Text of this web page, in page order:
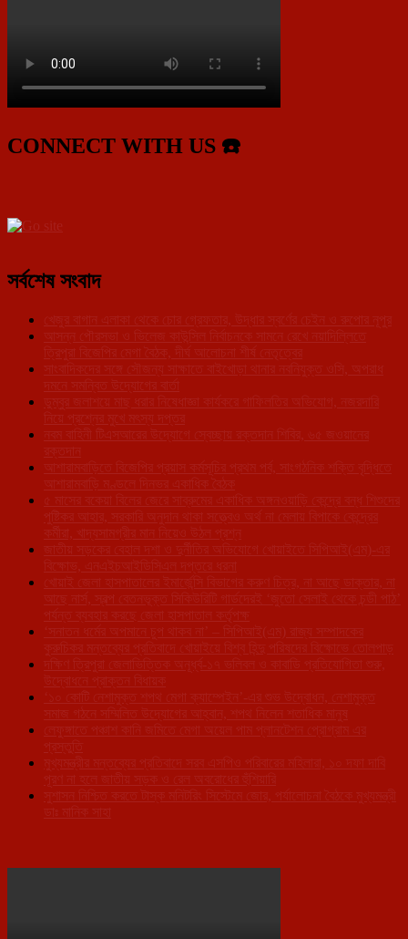
CONNECT WITH US ☎️
সর্বশেষ সংবাদ
খেজুর বাগান এলাকা থেকে চোর গ্রেফতার, উদ্ধার স্বর্ণের চেইন ও রুপোর নূপুর
আসন্ন পৌরসভা ও ভিলেজ কাউন্সিল নির্বাচনকে সামনে রেখে নয়াদিল্লিতে
ত্রিপুরা বিজেপির মেগা বৈঠক, দীর্ঘ আলোচনা শীর্ষ নেতৃত্বের
সাংবাদিকদের সঙ্গে সৌজন্য সাক্ষাতে বাইখোড়া থানার নবনিযুক্ত ওসি, অপরাধ
দমনে সমন্বিত উদ্যোগের বার্তা
ডুম্বুর জলাশয়ে মাছ ধরার নিষেধাজ্ঞা কার্যকরে গাফিলতির অভিযোগ, নজরদারি
নিয়ে প্রশ্নের মুখে মৎস্য দপ্তর
নবম বাহিনী টিএসআরের উদ্যোগে স্বেচ্ছায় রক্তদান শিবির, ৬৫ জওয়ানের
রক্তদান
আশারামবাড়িতে বিজেপির প্রয়াস কর্মসূচির প্রথম পর্ব, সাংগঠনিক শক্তি বৃদ্ধিতে
আশারামবাড়ি মণ্ডলে দিনভর একাধিক বৈঠক
৫ মাসের বকেয়া বিলের জেরে সাব্রুমের একাধিক অঙ্গনওয়াড়ি কেন্দ্রে বন্ধ শিশুদের
পুষ্টিকর আহার, সরকারি অনুদান থাকা সত্ত্বেও অর্থ না মেলায় বিপাকে কেন্দ্রের
কর্মীরা, খাদ্যসামগ্রীর মান নিয়েও উঠল প্রশ্ন
জাতীয় সড়কের বেহাল দশা ও দুর্নীতির অভিযোগে খোয়াইতে সিপিআই(এম)-এর
বিক্ষোভ, এনএইচআইডিসিএল দপ্তরে ধরনা
খোয়াই জেলা হাসপাতালের ইমার্জেন্সি বিভাগের করুণ চিত্র, না আছে ডাক্তার, না
আছে নার্স, স্বল্প বেতনভূক্ত সিকিউরিটি গার্ডদেরই ‘জুতো সেলাই থেকে চন্ডী পাঠ’
পর্যন্ত ব্যবহার করছে জেলা হাসপাতাল কর্তৃপক্ষ
‘সনাতন ধর্মের অপমানে চুপ থাকব না’ – সিপিআই(এম) রাজ্য সম্পাদকের
কুরুচিকর মন্তব্যের প্রতিবাদে খোয়াইয়ে বিশ্ব হিন্দু পরিষদের বিক্ষোভে তোলপাড়
দক্ষিণ ত্রিপুরা জেলাভিত্তিক অনূর্ধ্ব-১৭ ভলিবল ও কাবাডি প্রতিযোগিতা শুরু,
উদ্বোধনে প্রাক্তন বিধায়ক
‘১০ কোটি নেশামুক্ত শপথ মেগা ক্যাম্পেইন’-এর শুভ উদ্বোধন, নেশামুক্ত
সমাজ গঠনে সম্মিলিত উদ্যোগের আহ্বান, শপথ নিলেন শতাধিক মানুষ
লেফুঙ্গাতে পঞ্চাশ কানি জমিতে মেগা অয়েল পাম প্লানটেশন প্রোগ্রাম এর
প্রস্তুতি
মুখ্যমন্ত্রীর মন্তব্যের প্রতিবাদে সরব এসপিও পরিবারের মহিলারা, ১০ দফা দাবি
পূরণ না হলে জাতীয় সড়ক ও রেল অবরোধের হুঁশিয়ারি
সুশাসন নিশ্চিত করতে টাস্ক মনিটরিং সিস্টেমে জোর, পর্যালোচনা বৈঠকে মুখ্যমন্ত্রী
ডাঃ মানিক সাহা